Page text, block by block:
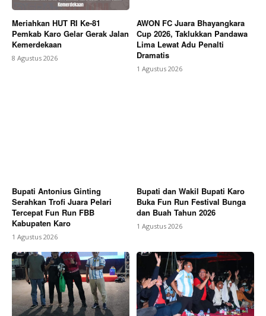
Meriahkan HUT RI Ke-81
Pemkab Karo Gelar Gerak Jalan
Kemerdekaan
8 Agustus 2026
AWON FC Juara Bhayangkara
Cup 2026, Taklukkan Pandawa
Lima Lewat Adu Penalti
Dramatis
1 Agustus 2026
Bupati Antonius Ginting
Serahkan Trofi Juara Pelari
Tercepat Fun Run FBB
Kabupaten Karo
1 Agustus 2026
Bupati dan Wakil Bupati Karo
Buka Fun Run Festival Bunga
dan Buah Tahun 2026
1 Agustus 2026